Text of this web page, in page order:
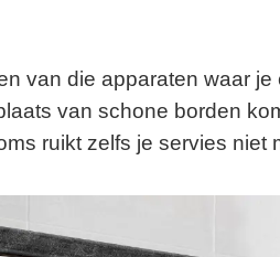
van die apparaten waar
van schone borden
ruikt zelfs je servies niet